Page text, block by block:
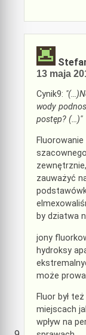
13 maja
Cynik9:
wody
postęp? (…)"
zauważyć
by dziatwa
jony
hydroksy
może
Fluor był
miejscach
wpływ na